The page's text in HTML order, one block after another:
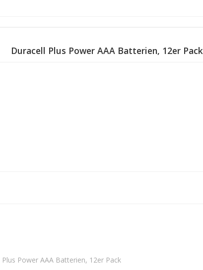
Duracell Plus Power AAA Batterien, 12er Pack
Plus Power AAA Batterien, 12er Pack